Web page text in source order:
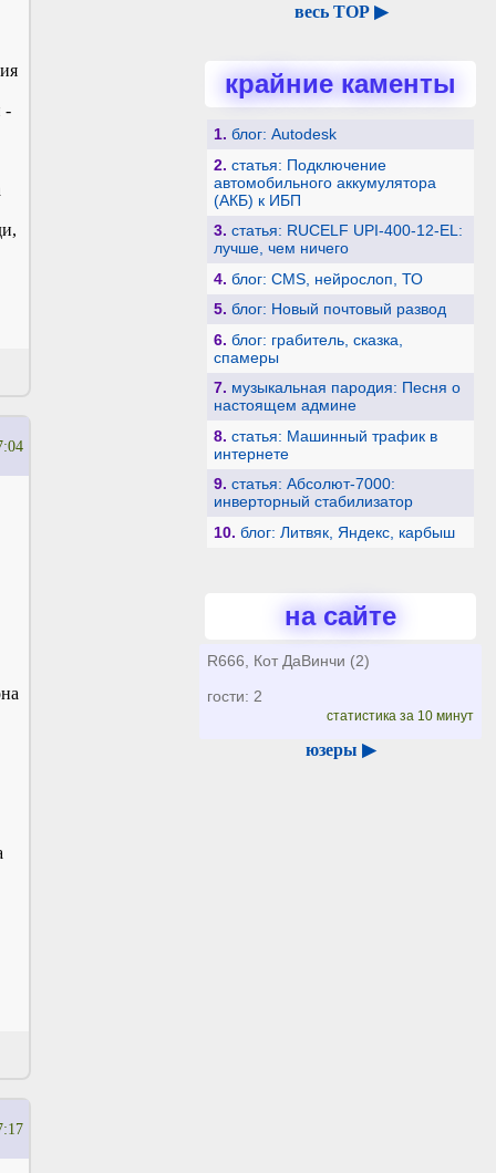
-
весь TOP ▶
крайние каменты
1. блог: Autodesk
2. статья: Подключение
автомобильного аккумулятора
(АКБ) к ИБП
3. статья: RUCELF UPI-400-12-EL:
лучше, чем ничего
4. блог: CMS, нейрослоп, ТО
5. блог: Новый почтовый развод
6. блог: грабитель, сказка,
спамеры
7. музыкальная пародия: Песня о
настоящем админе
8. статья: Машинный трафик в
интернете
9. статья: Абсолют-7000:
инверторный стабилизатор
10. блог: Литвяк, Яндекс, карбыш
на сайте
R666, Кот ДаВинчи (2)
гости: 2
статистика за 10 минут
юзеры ▶